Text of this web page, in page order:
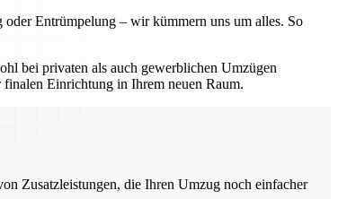
oder Entrümpelung – wir kümmern uns um alles. So
bei privaten als auch gewerblichen Umzügen
Einrichtung in Ihrem neuen Raum.
Zusatzleistungen, die Ihren Umzug noch einfacher